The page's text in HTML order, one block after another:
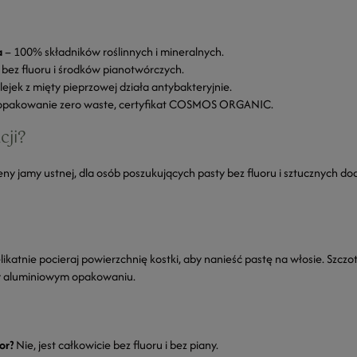
– 100% składników roślinnych i mineralnych.
fluoru i środków pianotwórczych.
z mięty pieprzowej działa antybakteryjnie.
zero waste, certyfikat COSMOS ORGANIC.
jamy ustnej, dla osób poszukujących pasty bez fluoru i sztucznych
pocieraj powierzchnię kostki, aby nanieść pastę na włosie.
opakowaniu.
Nie, jest całkowicie bez fluoru i bez piany.